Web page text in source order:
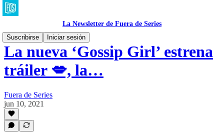
La Newsletter de Fuera de Series
Suscribirse
Iniciar sesión
La nueva ‘Gossip Girl’ estrena
tráiler 💋, la…
Fuera de Series
jun 10, 2021